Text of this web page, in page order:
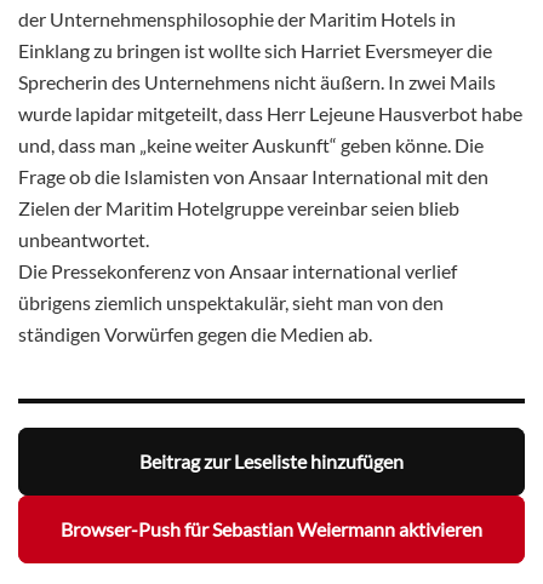
der Unternehmensphilosophie der Maritim Hotels in
Einklang zu bringen ist wollte sich Harriet Eversmeyer die
Sprecherin des Unternehmens nicht äußern. In zwei Mails
wurde lapidar mitgeteilt, dass Herr Lejeune Hausverbot habe
und, dass man „keine weiter Auskunft“ geben könne. Die
Frage ob die Islamisten von Ansaar International mit den
Zielen der Maritim Hotelgruppe vereinbar seien blieb
unbeantwortet.
Die Pressekonferenz von Ansaar international verlief
übrigens ziemlich unspektakulär, sieht man von den
ständigen Vorwürfen gegen die Medien ab.
Beitrag zur Leseliste hinzufügen
Browser-Push für Sebastian Weiermann aktivieren